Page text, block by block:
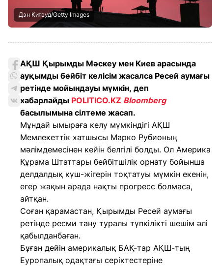
Дэн Китвуд/Getty Images
АҚШ Қырымды Мәскеу мен Киев арасында
ауқымды бейбіт келісім жасалса Ресей аумағы
ретінде мойындауы мүмкін, деп
хабарлайды POLITICO.KZ Bloomberg
басылымына сілтеме жасап.
Мұндай ымыраға келу мүмкіндігі АҚШ
Мемлекеттік хатшысы Марко Рубионың
мәлімдемесінен кейін белгілі болды. Ол Америка
Құрама Штаттары бейбітшілік орнату бойынша
делдалдық күш-жігерін тоқтатуы мүмкін екенін,
егер жақын арада нақты прогресс болмаса,
айтқан.
Соған қарамастан, Қырымды Ресей аумағы
ретінде ресми тану туралы түпкілікті шешім әлі
қабылданбаған.
Бұған дейін америкалық БАҚ-тар АҚШ-тың
Еуропалық одақтағы серіктестеріне